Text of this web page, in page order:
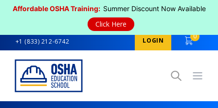
Affordable OSHA Training: Summer Discount Now Available
Click Here
+1 (833) 212-6742 LOGIN
0